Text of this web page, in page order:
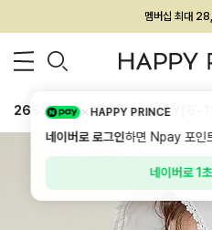
회원전용 아울렛, 가
멤버십 최대
26SS 신상 BEST
HAPPY PRINCE
네이버로 로그인하면 Npay 포인
네이버로 1